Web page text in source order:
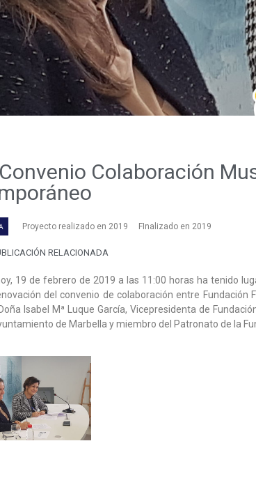
Colaboración
Proyecto realizado en 2019 FInalizado en 2019
RELACIONADA
19 de febrero de 2019 a las 11:00 horas ha tenido
del convenio de colaboración entre Fundación
Isabel Mª Luque García, Vicepresidenta de
de Marbella y miembro del Patronato de la